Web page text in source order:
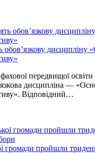
обов’язкову дисципліну
передвищої освіти
дисципліна —
Відповідний…
громади пройшли